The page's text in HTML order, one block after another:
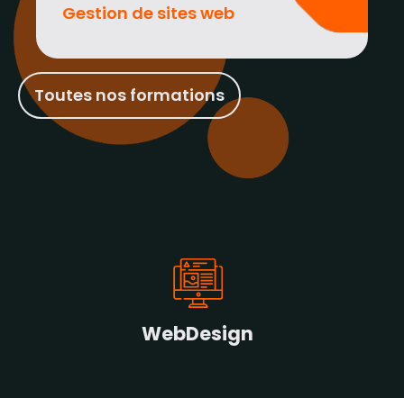
Gestion de sites web
Toutes nos formations
WebDesign